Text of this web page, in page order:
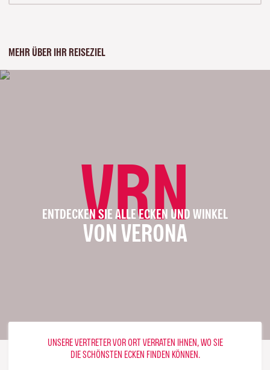
MEHR ÜBER IHR REISEZIEL
VRN
ENTDECKEN SIE ALLE ECKEN UND WINKEL
VON VERONA
UNSERE VERTRETER VOR ORT VERRATEN IHNEN, WO SIE
DIE SCHÖNSTEN ECKEN FINDEN KÖNNEN.